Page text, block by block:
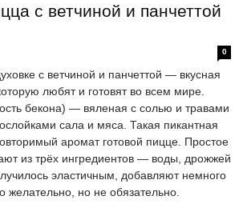
с ветчиной и панчеттой
0
с ветчиной и панчеттой — вкусная
любят и готовят во всем мире.
бекона) — вяленая с солью и травами
сала и мяса. Такая пикантная
аромат готовой пицце. Простое
из трёх ингредиентов — воды, дрожжей
эластичным, добавляют немного
желательно, но не обязательно.